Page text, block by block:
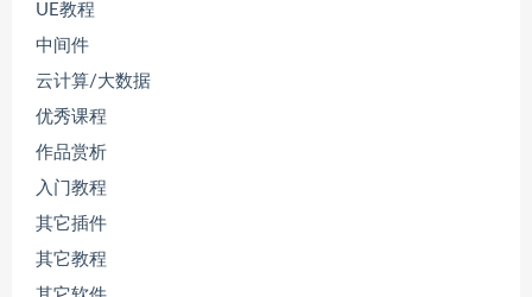
UE教程
中间件
云计算/大数据
优秀课程
作品赏析
入门教程
其它插件
其它教程